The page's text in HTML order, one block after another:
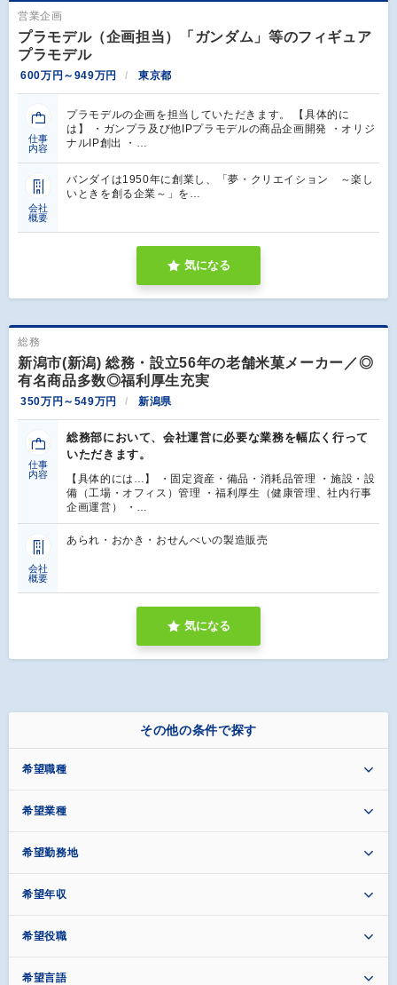
営業企画
プラモデル（企画担当）「ガンダム」等のフィギュア
プラモデル
600万円～949万円 東京都
仕事
内容
プラモデルの企画を担当していただきます。 【具体的に
は】 ・ガンプラ及び他IPプラモデルの商品企画開発 ・オリジ
ナルIP創出 ・…
会社
概要
バンダイは1950年に創業し、「夢・クリエイション ～楽し
いときを創る企業～」を…
気になる
総務
新潟市(新潟) 総務・設立56年の老舗米菓メーカー／◎
有名商品多数◎福利厚生充実
350万円～549万円 新潟県
仕事
内容
総務部において、会社運営に必要な業務を幅広く行って
いただきます。
【具体的には…】 ・固定資産・備品・消耗品管理 ・施設・設
備（工場・オフィス）管理 ・福利厚生（健康管理、社内行事
企画運営） ・…
会社
概要
あられ・おかき・おせんべいの製造販売
気になる
その他の条件で探す
希望職種
希望業種
希望勤務地
希望年収
希望役職
希望言語